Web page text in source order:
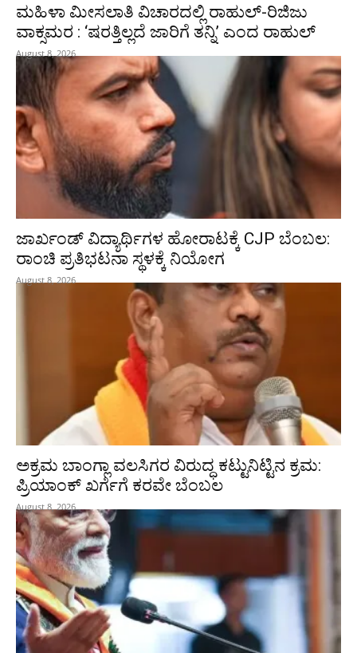
ಮಹಿಳಾ ಮೀಸಲಾತಿ ವಿಚಾರದಲ್ಲಿ ರಾಹುಲ್‌-ರಿಜಿಜು
ವಾಕ್ಸಮರ : ‘ಷರತ್ತಿಲ್ಲದೆ ಜಾರಿಗೆ ತನ್ನಿ’ ಎಂದ ರಾಹುಲ್‌
August 8, 2026
ಜಾರ್ಖಂಡ್‌ ವಿದ್ಯಾರ್ಥಿಗಳ ಹೋರಾಟಕ್ಕೆ CJP ಬೆಂಬಲ:
ರಾಂಚಿ ಪ್ರತಿಭಟನಾ ಸ್ಥಳಕ್ಕೆ ನಿಯೋಗ
August 8, 2026
ಅಕ್ರಮ ಬಾಂಗ್ಲಾ ವಲಸಿಗರ ವಿರುದ್ಧ ಕಟ್ಟುನಿಟ್ಟಿನ ಕ್ರಮ:
ಪ್ರಿಯಾಂಕ್ ಖರ್ಗೆಗೆ ಕರವೇ ಬೆಂಬಲ
August 8, 2026